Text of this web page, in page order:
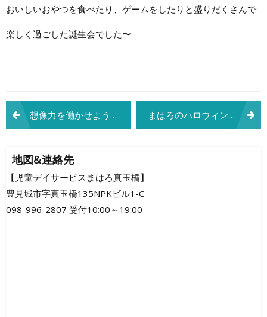
おいしいおやつを食べたり、ゲームをしたりと盛りだくさんで
楽しく過ごした誕生会でした〜
投
稿
ナ
ビ
ゲ
想像力を働かせよう！ まはろのハロウィン 〜前日〜
地図&連絡先
【児童デイサービスまはろ真玉橋】
豊見城市字真玉橋135NPKビル1-C
098-996-2807 受付10:00～19:00